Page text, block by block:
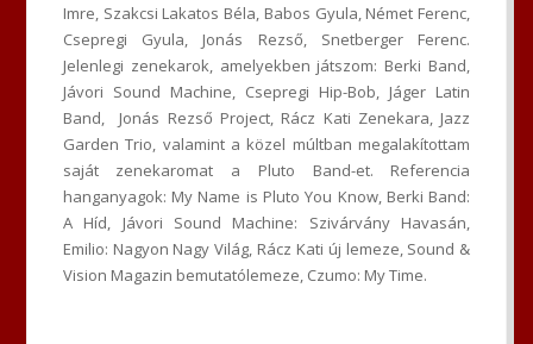
Imre, Szakcsi Lakatos Béla, Babos Gyula, Német Ferenc,
Csepregi Gyula, Jonás Rezső, Snetberger Ferenc.
Jelenlegi zenekarok, amelyekben játszom: Berki Band,
Jávori Sound Machine, Csepregi Hip-Bob, Jáger Latin
Band, Jonás Rezső Project, Rácz Kati Zenekara, Jazz
Garden Trio, valamint a közel múltban megalakítottam
saját zenekaromat a Pluto Band-et. Referencia
hanganyagok: My Name is Pluto You Know, Berki Band:
A Híd, Jávori Sound Machine: Szivárvány Havasán,
Emilio: Nagyon Nagy Világ, Rácz Kati új lemeze, Sound &
Vision Magazin bemutatólemeze, Czumo: My Time.